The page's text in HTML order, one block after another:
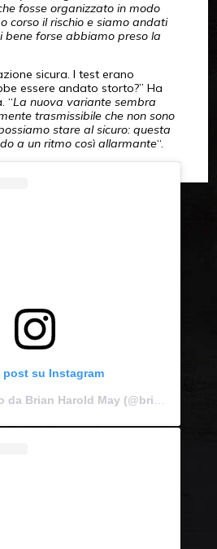
fosse organizzato in modo
corso il rischio e siamo andati
bene forse abbiamo preso la
sicura. I test erano
essere andato storto?” Ha
“La nuova variante sembra
trasmissibile che non sono
stare al sicuro: questa
a un ritmo così allarmante“.
su Instagram
Un post condiviso da Brian Harold May (@brianmayforreal)